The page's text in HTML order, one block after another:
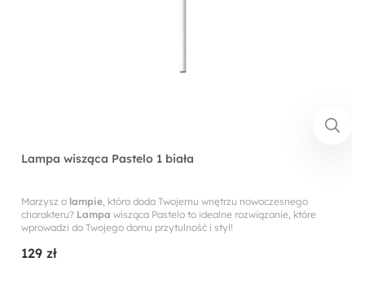
Lampa wisząca Pastelo 1 biała
Marzysz o lampie, która doda Twojemu wnętrzu nowoczesnego
charakteru? Lampa wisząca Pastelo to idealne rozwiązanie, które
wprowadzi do Twojego domu przytulność i styl!
129 zł